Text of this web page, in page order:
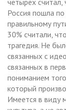
Россия пошла по
правильному
30% считали,
трагедия. Не
связанных с
связанных в
пониманием
который
Имеется в виду